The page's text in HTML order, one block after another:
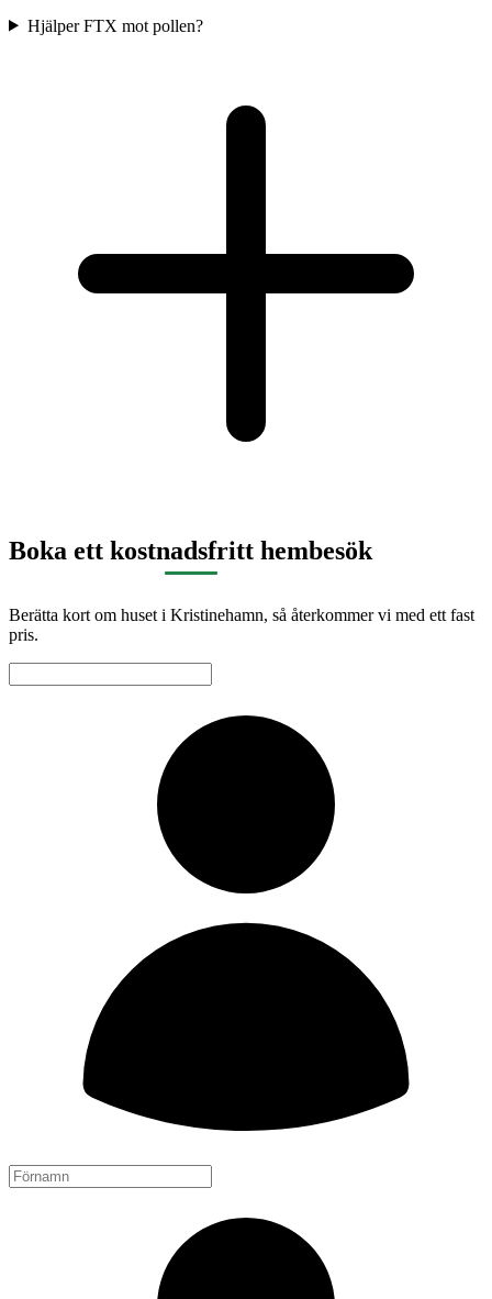
Hjälper FTX mot pollen?
Boka ett kostnadsfritt hembesök
Berätta kort om huset i Kristinehamn, så återkommer vi med ett fast
pris.